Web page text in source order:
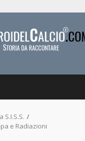
S.I.S.S.
e Radiazioni